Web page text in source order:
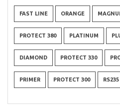
FAST LINE ORANGE
PROTECT 380 PLATINUM
DIAMOND PROTECT 330
PRIMER PROTECT 300 RS235